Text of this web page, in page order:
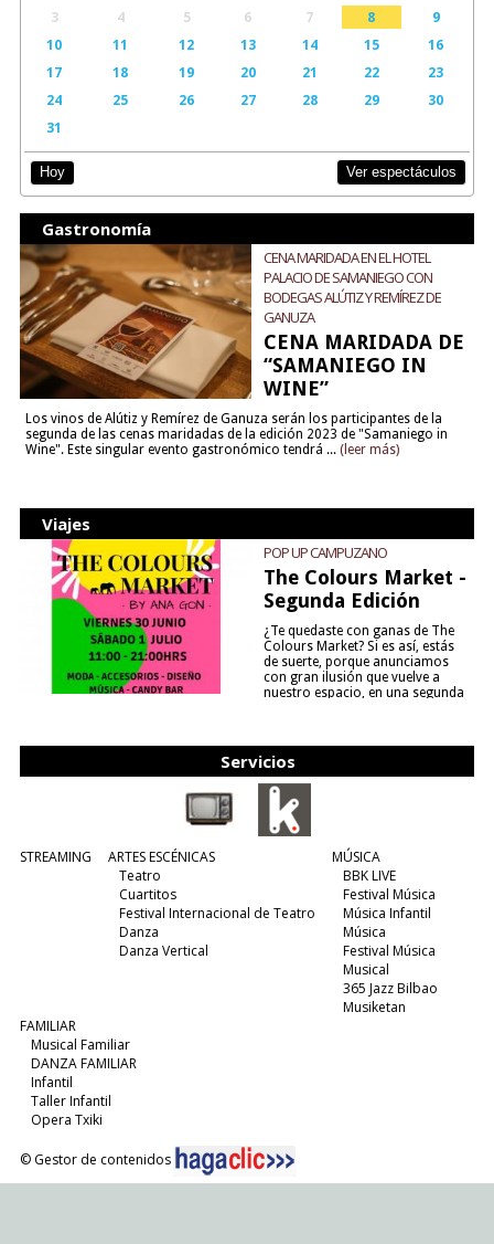
3
4 5 6 7 8
9
10
11 12 13 14 15
16
17
18 19 20 21 22
23
24
25 26 27 28 29
30
31
Hoy Ver espectáculos
Gastronomía
CENA MARIDADA EN EL HOTEL
PALACIO DE SAMANIEGO CON
BODEGAS ALÚTIZ Y REMÍREZ DE
GANUZA
CENA MARIDADA DE
“SAMANIEGO IN
WINE”
Los vinos de Alútiz y Remírez de Ganuza serán los participantes de la
segunda de las cenas maridadas de la edición 2023 de "Samaniego in
Wine". Este singular evento gastronómico tendrá ... (leer más)
Viajes
POP UP CAMPUZANO
The Colours Market -
Segunda Edición
¿Te quedaste con ganas de The
Colours Market? Si es así, estás
de suerte, porque anunciamos
con gran ilusión que vuelve a
nuestro espacio, en una segunda
Servicios
STREAMING
ARTES ESCÉNICAS
Teatro
Cuartitos
Festival Internacional de Teatro
Danza
Danza Vertical
MÚSICA
BBK LIVE
Festival Música
Música Infantil
Música
Festival Música
Musical
365 Jazz Bilbao
Musiketan
FAMILIAR
Musical Familiar
DANZA FAMILIAR
Infantil
Taller Infantil
Opera Txiki
© Gestor de contenidos